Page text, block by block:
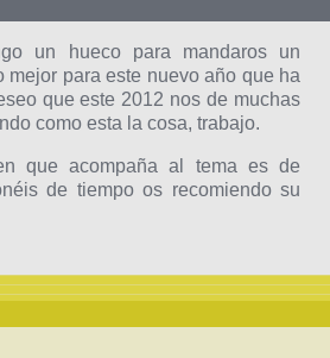
un hueco para mandaros un
mejor para este nuevo año que ha
que este 2012 nos de muchas
como esta la cosa, trabajo.
que acompaña al tema es de
de tiempo os recomiendo su